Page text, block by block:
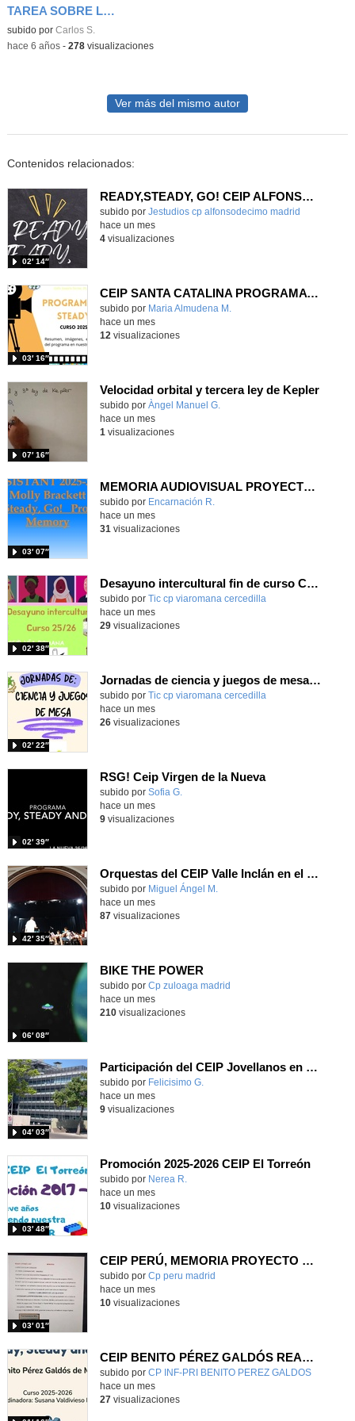
TAREA SOBRE LA AUDICIÓN DE MAYO
subido por Carlos S.
-hace 6 años- 278visualizaciones
Ver más del mismo autor
Contenidos relacionados:
READY,STEADY, GO! CEIP ALFONSO X EL SABIO
Contenido educativo.
subido por Jestudios cp alfonsodecimo madrid
02′ 14″
hace un mes
4visualizaciones
CEIP SANTA CATALINA PROGRAMA READY, STEADY, GO! 2025-26
Contenido educativo.
subido por Maria Almudena M.
03′ 16″
hace un mes
12 visualizaciones
Velocidad orbital y tercera ley de Kepler
Contenido educativo.
subido por Àngel Manuel G.
07′ 16″
hace un mes
1 visualizaciones
MEMORIA AUDIOVISUAL PROYECTO READY, STEADY, GO CEIP LA LATINA
Contenido educativo.
subido por Encarnación R.
03′ 07″
hace un mes
31 visualizaciones
Desayuno intercultural fin de curso CEIP Vía Romana 25/26
subido por Tic cp viaromana cercedilla
02′ 38″
hace un mes
29visualizaciones
Jornadas de ciencia y juegos de mesa CEIP Vía Romana 25/26
subido por Tic cp viaromana cercedilla
02′ 22″
hace un mes
26visualizaciones
RSG! Ceip Virgen de la Nueva
Contenido educativo.
subido por Sofia G.
02′ 39″
hace un mes
9visualizaciones
Orquestas del CEIP Valle Inclán en el IES Ramiro de Maeztu
Contenido educativo.
subido por Miguel Ángel M.
42′ 35″
hace un mes
87visualizaciones
BIKE THE POWER
Contenido educativo.
subido por Cp zuloaga madrid
06′ 08″
hace un mes
210visualizaciones
Participación del CEIP Jovellanos en el festival RetoTech en junio de 2026
Contenido educativo.
subido por Felicisimo G.
04′ 03″
hace un mes
9visualizaciones
Promoción 2025-2026 CEIP El Torreón
subido por Nerea R.
03′ 48″
hace un mes
10visualizaciones
CEIP PERÚ, MEMORIA PROYECTO READY, STEADY, GO 25/26
Contenido educativo.
subido por Cp peru madrid
03′ 01″
hace un mes
10visualizaciones
CEIP BENITO PÉREZ GALDÓS READY, STEADY & GO
Contenido educativo.
subido por CP INF-PRI BENITO PEREZ GALDOS-
hace un mes
27visualizaciones